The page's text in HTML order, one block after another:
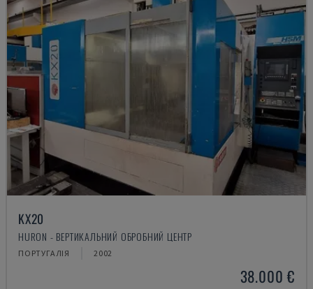
KX20
HURON - ВЕРТИКАЛЬНИЙ ОБРОБНИЙ ЦЕНТР
ПОРТУГАЛІЯ 2002
38.000 €